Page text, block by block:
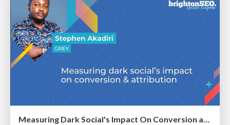
Measuring Dark Social's Impact On Conversion and Attribution